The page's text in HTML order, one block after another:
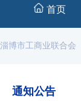
首页
淄博市工商业联合会
通知公告